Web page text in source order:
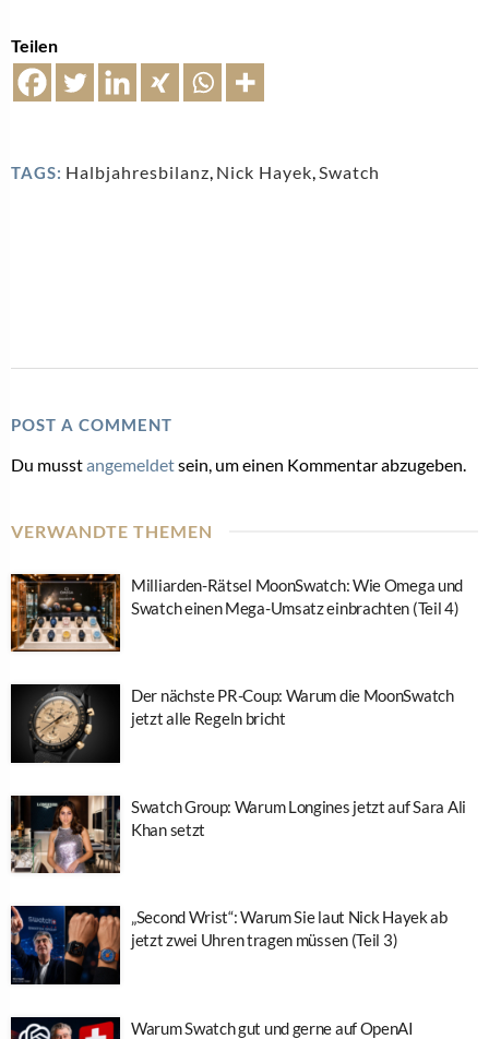
Teilen
TAGS: Halbjahresbilanz, Nick Hayek,Swatch
POST A COMMENT
Du musstangemeldetsein, um einen Kommentar abzugeben.
VERWANDTE THEMEN
Milliarden-Rätsel MoonSwatch: Wie Omega und
Swatch einen Mega-Umsatz einbrachten (Teil 4)
Der nächste PR-Coup: Warum die MoonSwatch
jetzt alle Regeln bricht
Swatch Group: Warum Longines jetzt auf Sara Ali
Khan setzt
„Second Wrist“: Warum Sie laut Nick Hayek ab
jetzt zwei Uhren tragen müssen (Teil 3)
Warum Swatch gut und gerne auf OpenAI